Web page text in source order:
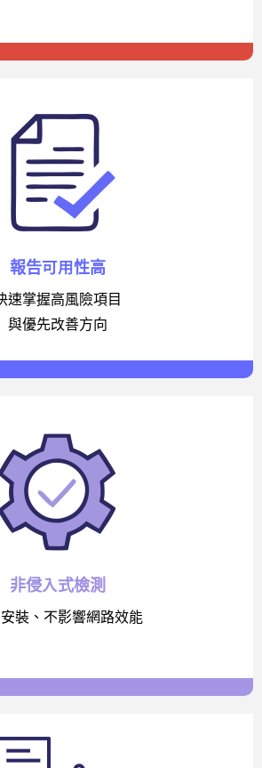
報告可用性高
速掌握高風險項目
與優先改善方向
非侵入式檢測
裝、不影響網路效能